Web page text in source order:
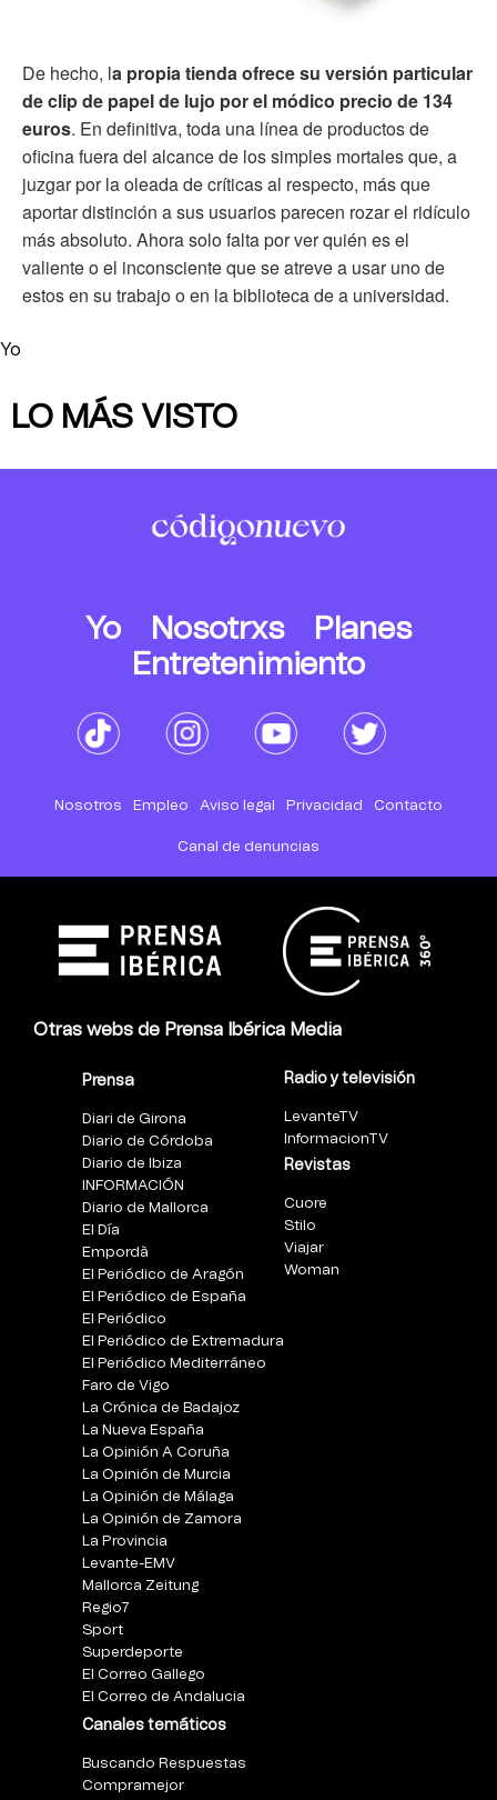
De hecho, la propia tienda ofrece su versión particular
de clip de papel de lujo por el módico precio de 134
euros. En definitiva, toda una línea de productos de
oficina fuera del alcance de los simples mortales que, a
juzgar por la oleada de críticas al respecto, más que
aportar distinción a sus usuarios parecen rozar el ridículo
más absoluto. Ahora solo falta por ver quién es el
valiente o el inconsciente que se atreve a usar uno de
estos en su trabajo o en la biblioteca de a universidad.
Yo
LO MÁS VISTO
Yo Nosotrxs
Planes
Entretenimiento
Nosotros Empleo Aviso legal Privacidad Contacto
Canal de denuncias
Otras webs de Prensa Ibérica Media
Prensa
Diari de Girona
Diario de Córdoba
Diario de Ibiza
INFORMACIÓN
Diario de Mallorca
El Día
Empordà
El Periódico de Aragón
El Periódico de España
El Periódico
El Periódico de Extremadura
El Periódico Mediterráneo
Faro de Vigo
La Crónica de Badajoz
La Nueva España
La Opinión A Coruña
La Opinión de Murcia
La Opinión de Málaga
La Opinión de Zamora
La Provincia
Levante-EMV
Mallorca Zeitung
Regio7
Sport
Superdeporte
El Correo Gallego
El Correo de Andalucia
Canales temáticos
Buscando Respuestas
Compramejor
Radio y televisión
LevanteTV
InformacionTV
Revistas
Cuore
Stilo
Viajar
Woman